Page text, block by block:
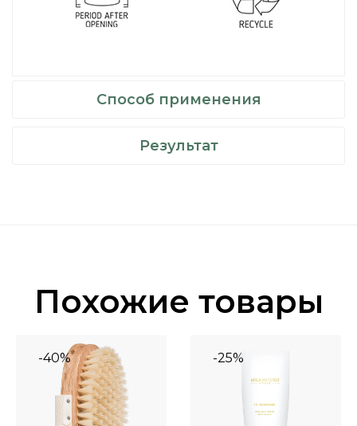
Способ применения
Результат
Похожие товары
-40% -25%